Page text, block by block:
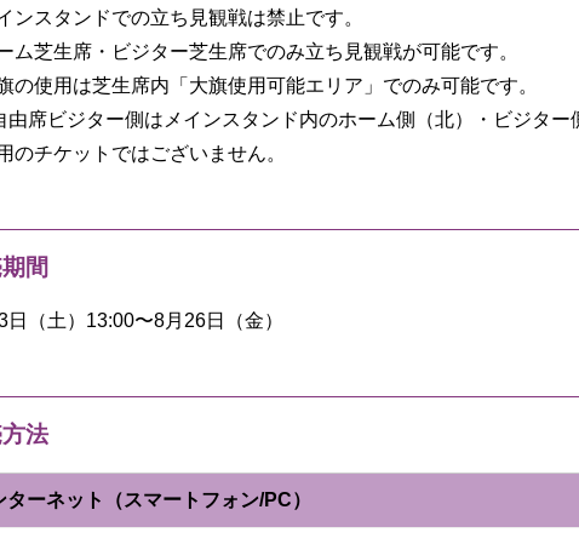
ンスタンドでの立ち見観戦は禁止です。
ム芝生席・ビジター芝生席でのみ立ち見観戦が可能です。
の使用は芝生席内「大旗使用可能エリア」でのみ可能です。
由席ビジター側はメインスタンド内のホーム側（北）・ビジタ
のチケットではございません。
間
日（土）13:00〜8月26日（金）
法
ターネット（スマートフォン/PC）